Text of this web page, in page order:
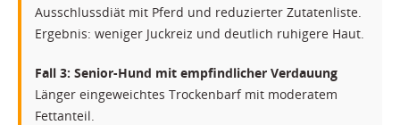
Ausschlussdiät mit Pferd und reduzierter Zutatenliste.
Ergebnis: weniger Juckreiz und deutlich ruhigere Haut.
Fall 3: Senior-Hund mit empfindlicher Verdauung
Länger eingeweichtes Trockenbarf mit moderatem
Fettanteil.